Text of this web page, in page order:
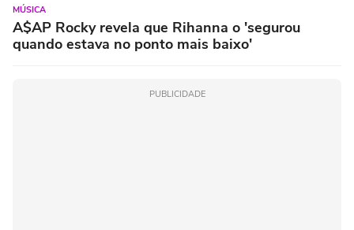
MÚSICA
A$AP Rocky revela que Rihanna o 'segurou
quando estava no ponto mais baixo'
PUBLICIDADE